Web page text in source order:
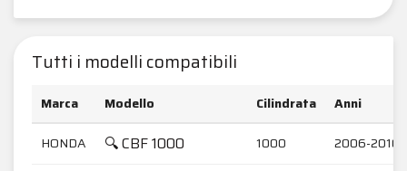
Tutti i modelli compatibili
Marca Modello Cilindrata
Anni
HONDA
🔍 CBF 1000 1000 2006-2010